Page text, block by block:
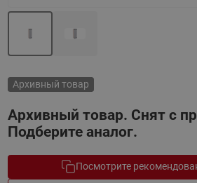
Архивный товар
Архивный товар. Снят с
Подберите аналог.
Посмотрите